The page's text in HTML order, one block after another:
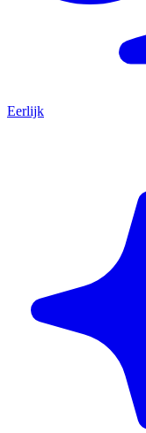
Eerlijk